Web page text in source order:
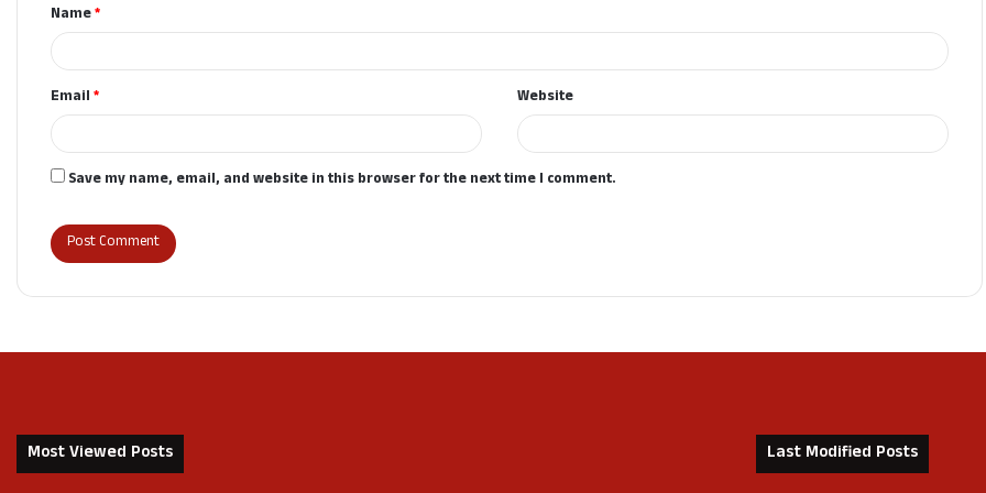
*Name*
Email* Website
Save my name, email, and website in this browser for the next time I comment.
Most Viewed Posts Last Modified Posts